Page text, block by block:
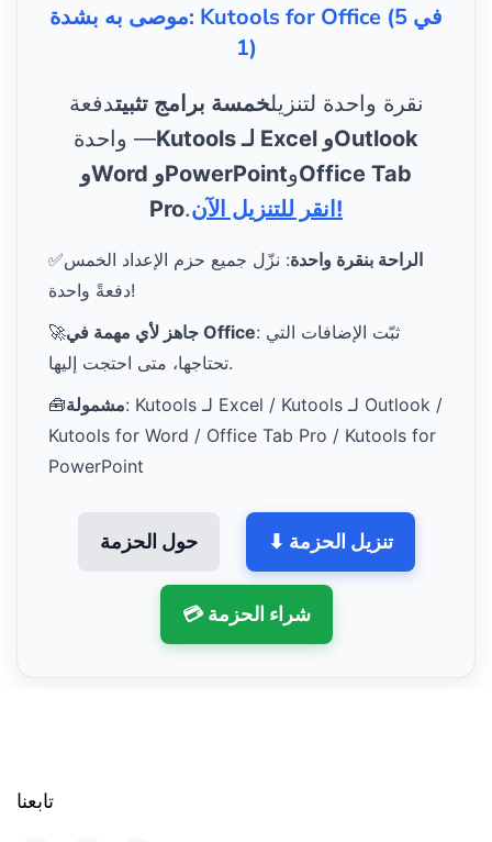
موصى به بشدة: Kutools for Office (5 في
1)
نقرة واحدة لتنزيلخمسة برامج تثبيتدفعة
واحدة —Kutools لـ Excel وOutlook
وWord وPowerPointوOffice Tab
Pro. انقر للتنزيل الآن!
✅ الراحة بنقرة واحدة: نزّل جميع حزم الإعداد الخمس
دفعةً واحدة!
🚀
جاهز لأي مهمة في Office: ثبّت الإضافات التي
تحتاجها، متى احتجت إليها.
🧰مشمولة: Kutools لـ Excel / Kutools لـ Outlook /
Kutools for Word / Office Tab Pro / Kutools for
PowerPoint
حول الحزمة ⬇ تنزيل الحزمة
💳 شراء الحزمة
تابعنا